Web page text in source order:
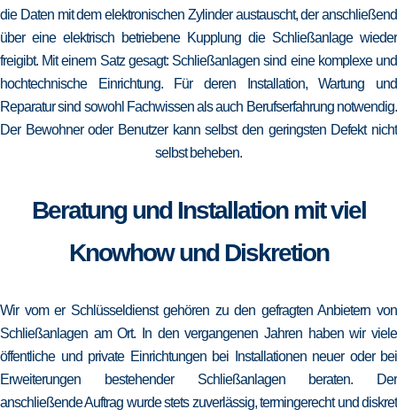
die Daten mit dem elektronischen Zylinder austauscht, der anschließend
über eine elektrisch betriebene Kupplung die Schließanlage wieder
freigibt. Mit einem Satz gesagt: Schließanlagen sind eine komplexe und
hochtechnische Einrichtung. Für deren Installation, Wartung und
Reparatur sind sowohl Fachwissen als auch Berufserfahrung notwendig.
Der Bewohner oder Benutzer kann selbst den geringsten Defekt nicht
selbst beheben.
Beratung und Installation mit viel
Knowhow und Diskretion
Wir vom er Schlüsseldienst gehören zu den gefragten Anbietern von
Schließanlagen am Ort. In den vergangenen Jahren haben wir viele
öffentliche und private Einrichtungen bei Installationen neuer oder bei
Erweiterungen bestehender Schließanlagen beraten. Der
anschließende Auftrag wurde stets zuverlässig, termingerecht und diskret